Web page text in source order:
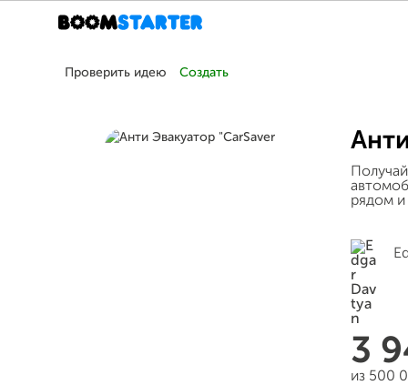
Проверить идею Создать
рядом и
3
из 500